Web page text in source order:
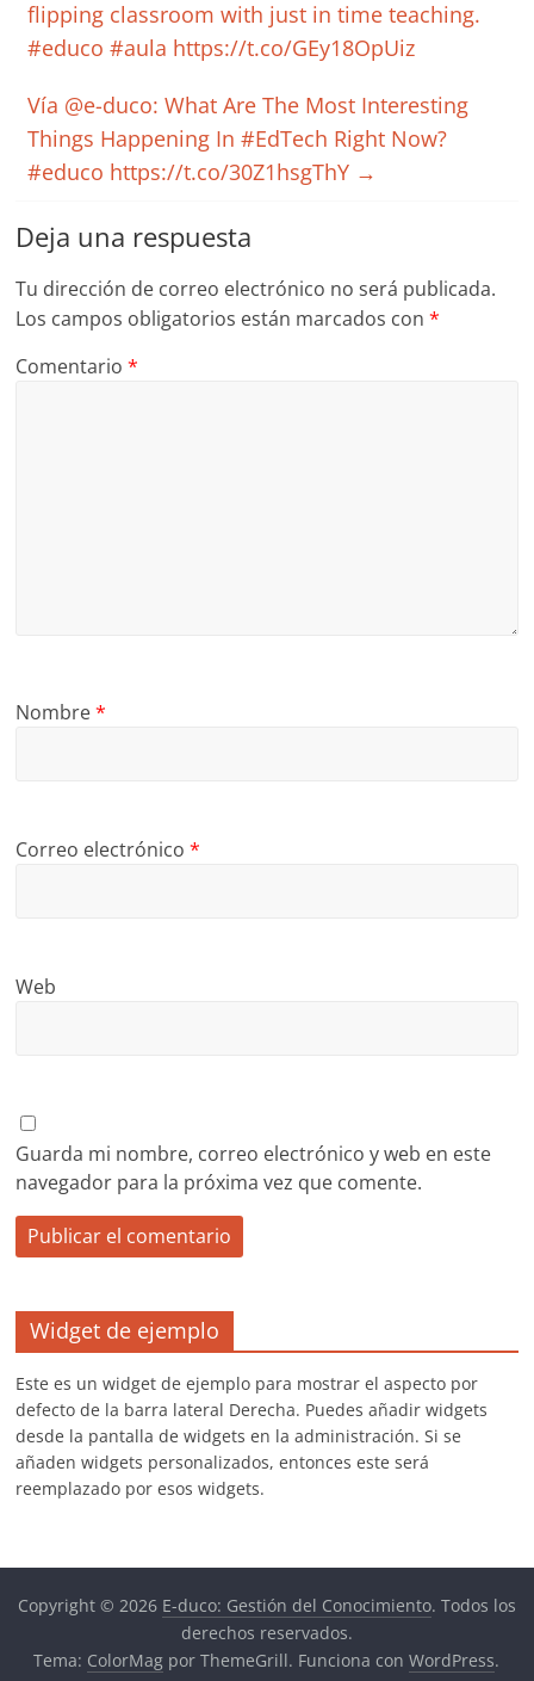
flipping classroom with just in time teaching.
#educo #aula https://t.co/GEy18OpUiz
Vía @e-duco: What Are The Most Interesting
Things Happening In #EdTech Right Now?
#educo https://t.co/30Z1hsgThY →
Deja una respuesta
Tu dirección de correo electrónico no será publicada.
Los campos obligatorios están marcados con*
Comentario*
Nombre*
Correo electrónico*
Web
Guarda mi nombre, correo electrónico y web en este
navegador para la próxima vez que comente.
Widget de ejemplo
Este es un widget de ejemplo para mostrar el aspecto por
defecto de la barra lateral Derecha. Puedes añadir widgets
desde la pantalla de widgets en la administración. Si se
añaden widgets personalizados, entonces este será
reemplazado por esos widgets.
Copyright © 2026 E-duco: Gestión del Conocimiento. Todos los
derechos reservados.
Tema: ColorMag por ThemeGrill. Funciona conWordPress.